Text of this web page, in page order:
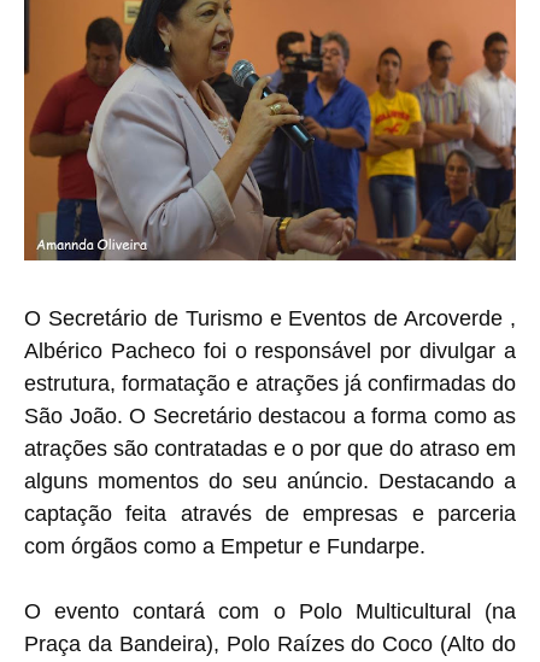
O Secretário de Turismo e Eventos de Arcoverde ,
Albérico Pacheco foi o responsável por divulgar a
estrutura, formatação e atrações já confirmadas do
São João. O Secretário destacou a forma como as
atrações são contratadas e o por que do atraso em
alguns momentos do seu anúncio. Destacando a
captação feita através de empresas e parceria
com órgãos como a Empetur e Fundarpe.
O evento contará com o Polo Multicultural (na
Praça da Bandeira), Polo Raízes do Coco (Alto do